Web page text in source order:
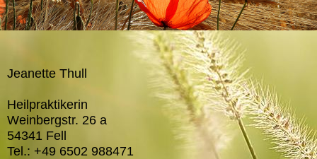
Jeanette Thull
Heilpraktikerin
Weinbergstr. 26 a
54341 Fell
Tel.: +49 6502 988471